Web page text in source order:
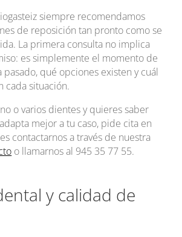
siempre recomendamos
de reposición tan pronto como se
La primera consulta no implica
es simplemente el momento de
qué opciones existen y cuál
cada situación.
o varios dientes y quieres saber
mejor a tu caso, pide cita en
contactarnos a través de nuestra
o llamarnos al 945 35 77 55.
y calidad de